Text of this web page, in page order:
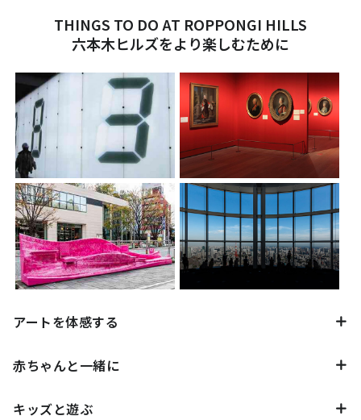
THINGS TO DO AT ROPPONGI HILLS
六本木ヒルズをより楽しむために
アートを体感する
赤ちゃんと一緒に
キッズと遊ぶ